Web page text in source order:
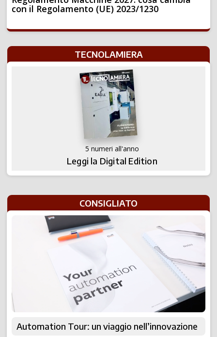
con il Regolamento (UE) 2023/1230
TECNOLAMIERA
5 numeri all'anno
Leggi la Digital Edition
CONSIGLIATO
Automation Tour: un viaggio nell’innovazione